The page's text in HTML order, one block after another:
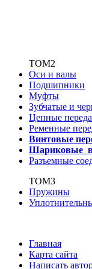
ТОМ2
Оси и валы
Подшипники
Муфты
Зубчатые и
Цепные
Ременные
Винтовые
Шариковые
Разъемные
ТОМ3
Пружины
Главная
Карта сайта
Написать